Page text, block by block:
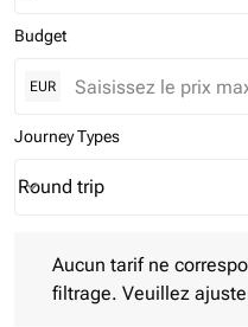
Budget
EUR
Journey Types
Journey Types option
Round trip
keyboard_arrow_down
Aucun tarif ne
filtrage. Veuillez